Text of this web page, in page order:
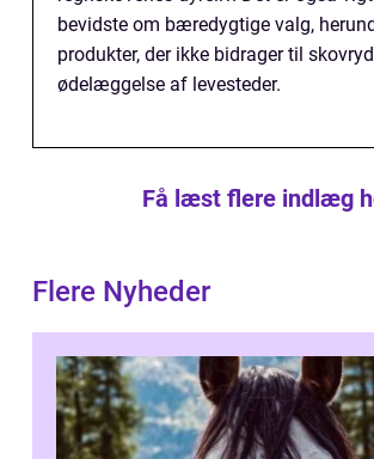
bevidste om bæredygtige valg,
produkter, der ikke bidrager til
ødelæggelse af levesteder.
Få læst flere indlæg
Flere Nyheder